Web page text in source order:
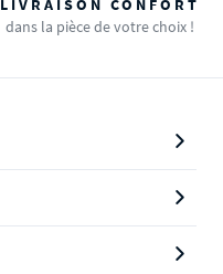
LIVRAISON CONFORT
dans la pièce de votre choix !